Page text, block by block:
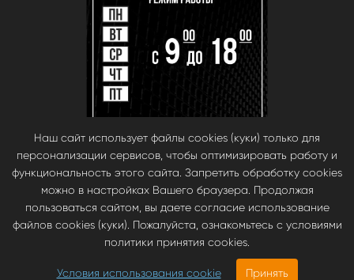
© babara 2014. При публикации материалов с сайта, ссылка на сайт
Инновационные автомобильные ЭВА коврики EVA Smart —
Наш сайт использует файлы cookies (куки) только для
персонализации сервисов, чтобы оптимизировать работу и
функциональность этого сайта. Запретить обработку cookies
можно в настройках Вашего браузера. Продолжая
пользоваться сайтом, вы даете согласие использование
файлов cookies (куки). Пожалуйста, ознакомьтесь с условиями
политики принятия cookies.
Условия использования cookie Принять